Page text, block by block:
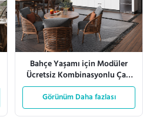
Bahçe Yaşamı için Modüler
Ücretsiz Kombinasyonlu Çatı
Dış Mekan Mutfağı
Görünüm Daha fazlası